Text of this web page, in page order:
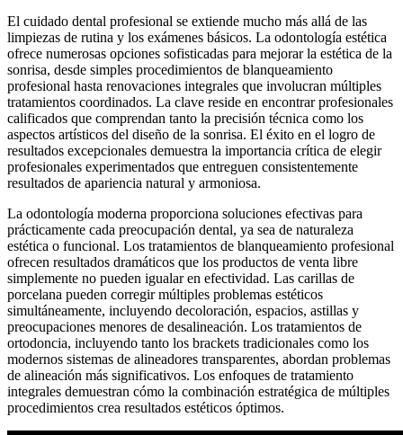
El cuidado dental profesional se extiende mucho más allá de las
limpiezas de rutina y los exámenes básicos. La odontología estética
ofrece numerosas opciones sofisticadas para mejorar la estética de la
sonrisa, desde simples procedimientos de blanqueamiento
profesional hasta renovaciones integrales que involucran múltiples
tratamientos coordinados. La clave reside en encontrar profesionales
calificados que comprendan tanto la precisión técnica como los
aspectos artísticos del diseño de la sonrisa. El éxito en el logro de
resultados excepcionales demuestra la importancia crítica de elegir
profesionales experimentados que entreguen consistentemente
resultados de apariencia natural y armoniosa.
La odontología moderna proporciona soluciones efectivas para
prácticamente cada preocupación dental, ya sea de naturaleza
estética o funcional. Los tratamientos de blanqueamiento profesional
ofrecen resultados dramáticos que los productos de venta libre
simplemente no pueden igualar en efectividad. Las carillas de
porcelana pueden corregir múltiples problemas estéticos
simultáneamente, incluyendo decoloración, espacios, astillas y
preocupaciones menores de desalineación. Los tratamientos de
ortodoncia, incluyendo tanto los brackets tradicionales como los
modernos sistemas de alineadores transparentes, abordan problemas
de alineación más significativos. Los enfoques de tratamiento
integrales demuestran cómo la combinación estratégica de múltiples
procedimientos crea resultados estéticos óptimos.